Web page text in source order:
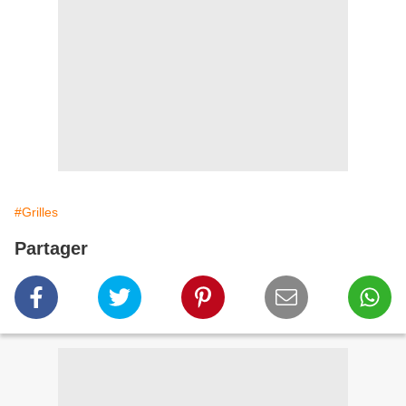
#Grilles
Partager